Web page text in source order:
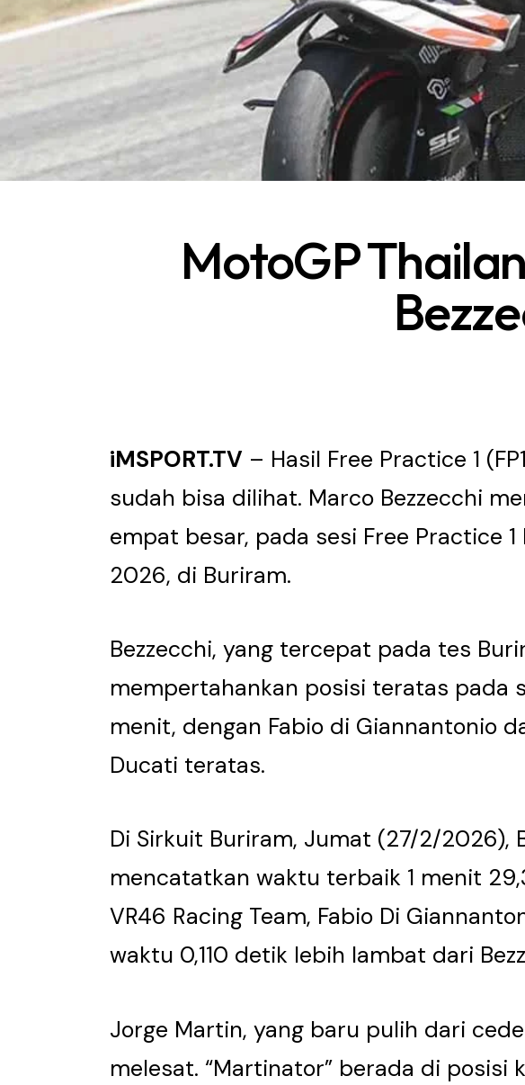
MotoGP
iMSPORT.TV – Hasil Free Practice 1
sudah bisa dilihat. Marco Bezzecchi
empat besar, pada sesi Free Practice 1
2026, di Buriram.
Bezzecchi, yang tercepat pada tes
mempertahankan posisi teratas pada
menit, dengan Fabio di Giannantonio
Ducati teratas.
Di Sirkuit Buriram, Jumat (27/2/2026),
mencatatkan waktu terbaik 1 menit
VR46 Racing Team, Fabio Di
waktu 0,110 detik lebih lambat dari
Jorge Martin, yang baru pulih dari
melesat. “Martinator” berada di posisi